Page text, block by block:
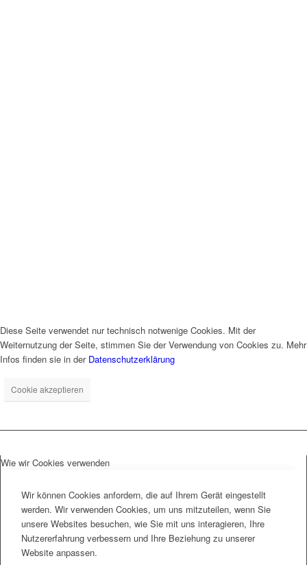
Diese Seite verwendet nur technisch notwenige Cookies. Mit der
Weiternutzung der Seite, stimmen Sie der Verwendung von Cookies zu. Mehr
Infos finden sie in der Datenschutzerklärung
Cookie akzeptieren
Wie wir Cookies verwenden
Wir können Cookies anfordern, die auf Ihrem Gerät eingestellt
werden. Wir verwenden Cookies, um uns mitzuteilen, wenn Sie
unsere Websites besuchen, wie Sie mit uns interagieren, Ihre
Nutzererfahrung verbessern und Ihre Beziehung zu unserer
Website anpassen.